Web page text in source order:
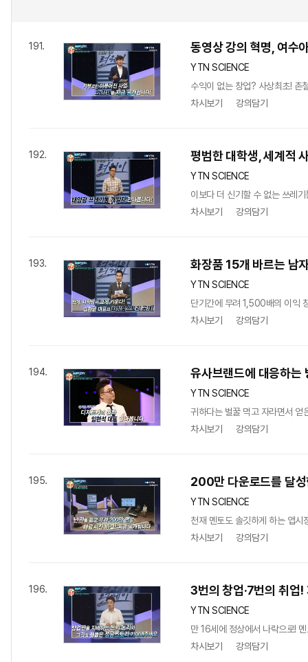
191. 동영상 강의 혁명, 여수
YTN SCIENCE
수익이 없는 창업? 사상최초! 촌
차시보기
강의담기
192. 평범한 대학생, 세계적
YTN SCIENCE
이보다 더 신기할 수 없는 쓰레
차시보기
강의담기
193. 화장품 15개 바르는 남
YTN SCIENCE
단기간에 무려 1,500배의 이익
차시보기
강의담기
194. 유사브랜드에 대응하는
YTN SCIENCE
귀하다는 벌꿀 먹고 자라면서 얻
차시보기
강의담기
195. 200만 다운로드를 달
YTN SCIENCE
천재 멘토도 솔깃하게 하는 앱
차시보기
강의담기
196. 3번의 창업·7번의 취업
YTN SCIENCE
만 16세에 정상에서 나락으로!
차시보기
강의담기